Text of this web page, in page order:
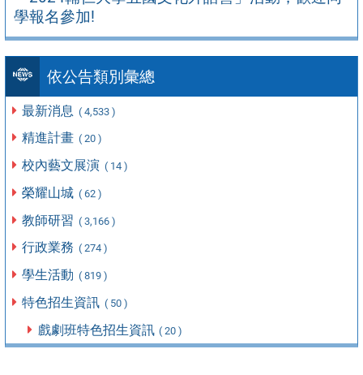
學報名參加!
依公告類別彙總
最新消息 ( 4,533 )
精進計畫 ( 20 )
校內藝文展演 ( 14 )
榮耀山城 ( 62 )
教師研習 ( 3,166 )
行政業務 ( 274 )
學生活動 ( 819 )
特色招生資訊 ( 50 )
戲劇班特色招生資訊 ( 20 )